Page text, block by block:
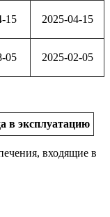
15 2025-04-15
05 2025-02-05
в эксплуатацию
входящие в